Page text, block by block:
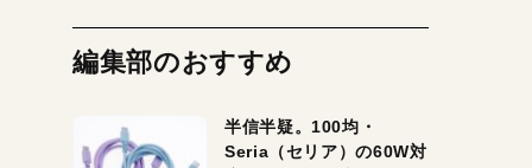
編集部のおすすめ
半信半疑。100均・
Seria（セリア）の60W対